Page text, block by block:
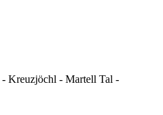
Kreuzjöchl - Martell Tal -